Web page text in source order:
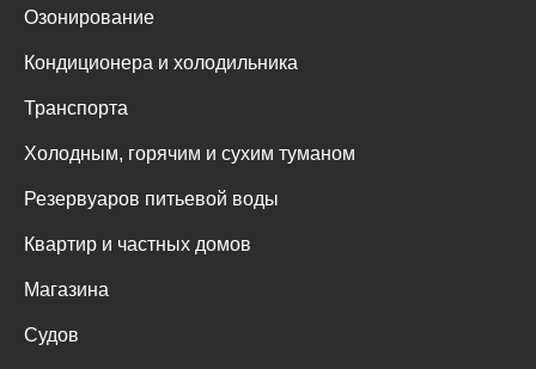
Озонирование
Кондиционера и холодильника
Транспорта
Холодным, горячим и сухим туманом
Резервуаров питьевой воды
Квартир и частных домов
Магазина
Судов